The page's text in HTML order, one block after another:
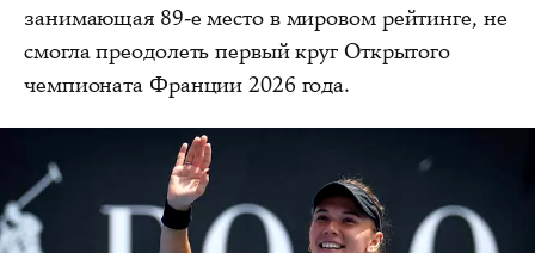
занимающая 89-е место в мировом рейтинге, не
смогла преодолеть первый круг Открытого
чемпионата Франции 2026 года.